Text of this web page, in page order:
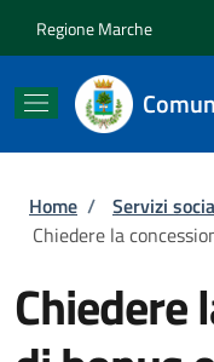
Regione Marche
Briciole di
Home / Servizi
Chiedere la
Chiedere